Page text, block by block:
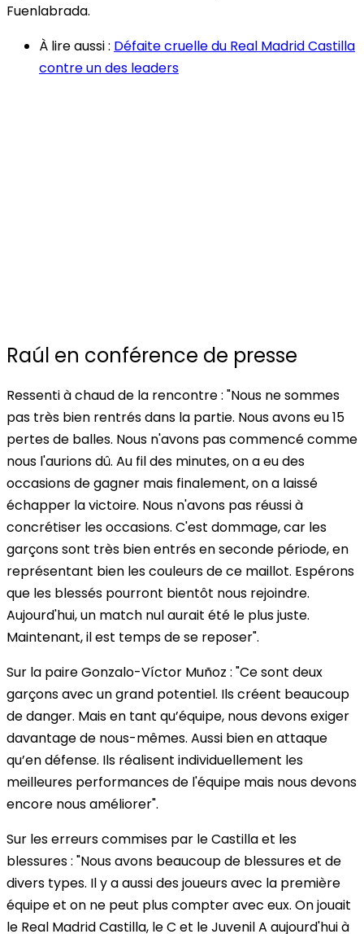
Fuenlabrada.
À lire aussi : Défaite cruelle du Real Madrid Castilla
contre un des leaders
Raúl en conférence de presse
Ressenti à chaud de la rencontre : "Nous ne sommes
pas très bien rentrés dans la partie. Nous avons eu 15
pertes de balles. Nous n'avons pas commencé comme
nous l'aurions dû. Au fil des minutes, on a eu des
occasions de gagner mais finalement, on a laissé
échapper la victoire. Nous n'avons pas réussi à
concrétiser les occasions. C'est dommage, car les
garçons sont très bien entrés en seconde période, en
représentant bien les couleurs de ce maillot. Espérons
que les blessés pourront bientôt nous rejoindre.
Aujourd'hui, un match nul aurait été le plus juste.
Maintenant, il est temps de se reposer".
Sur la paire Gonzalo-Víctor Muñoz : "Ce sont deux
garçons avec un grand potentiel. Ils créent beaucoup
de danger. Mais en tant qu’équipe, nous devons exiger
davantage de nous-mêmes. Aussi bien en attaque
qu’en défense. Ils réalisent individuellement les
meilleures performances de l'équipe mais nous devons
encore nous améliorer".
Sur les erreurs commises par le Castilla et les
blessures : "Nous avons beaucoup de blessures et de
divers types. Il y a aussi des joueurs avec la première
équipe et on ne peut plus compter avec eux. On jouait
le Real Madrid Castilla, le C et le Juvenil A aujourd'hui à